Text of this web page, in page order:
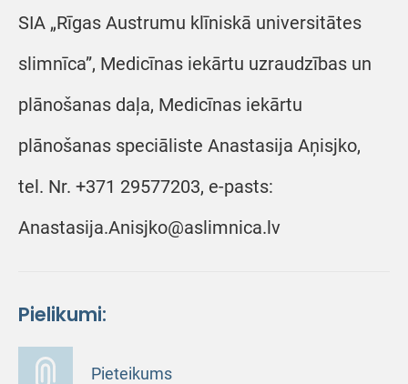
SIA „Rīgas Austrumu klīniskā universitātes
slimnīca”, Medicīnas iekārtu uzraudzības un
plānošanas daļa, Medicīnas iekārtu
plānošanas speciāliste Anastasija Aņisjko,
tel. Nr. +371 29577203, e-pasts:
Anastasija.Anisjko@aslimnica.lv
Pielikumi:
Pieteikums